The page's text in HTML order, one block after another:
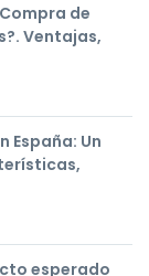
de
Ventajas,
España: Un
esperado